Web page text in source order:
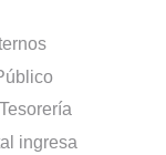
ingresa